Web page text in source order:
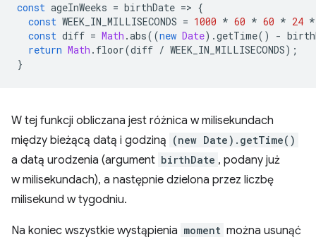
const ageInWeeks = birthDate => {
const WEEK_IN_MILLISECONDS = 1000 * 60 * 60 * 24 *
const diff = Math .abs((new Date).getTime() -
return Math . floor(diff / WEEK_IN_MILLISECONDS);
}
W tej funkcji obliczana jest różnica w milisekundach
między bieżącą datą i godziną (new Date).getTime()
a datą urodzenia (argument birthDate , podany już
w milisekundach), a następnie dzielona przez liczbę
milisekund w tygodniu.
Na koniec wszystkie wystąpienia moment można usunąć